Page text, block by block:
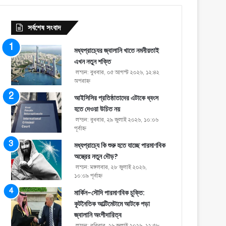
সর্বশেষ সংবাদ
মধ্যপ্রাচ্যের জ্বালানি খাতে নমনীয়তাই
এখন নতুন শক্তি
লন্ডন: বুধবার, ০৫ আগস্ট ২০২৬, ১২:৪২
অপরাহ্ণ
আইসিসির প্রতিষ্ঠাতাদের এটাকে ধ্বংস
হতে দেওয়া উচিত নয়
লন্ডন: বুধবার, ২৯ জুলাই ২০২৬, ১০:০৬
পূর্বাহ্ণ
মধ্যপ্রাচ্যে কি শুরু হতে যাচ্ছে পারমাণবিক
অস্ত্রের নতুন দৌড়?
লন্ডন: মঙ্গলবার, ২৮ জুলাই ২০২৬,
১০:০৯ পূর্বাহ্ণ
মার্কিন-সৌদি পারমাণবিক চুক্তি:
কূটনৈতিক আল্টিমেটামে আটকে পড়া
জ্বালানি অংশীদারিত্ব